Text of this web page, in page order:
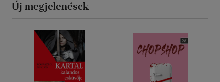
Új megjelenések